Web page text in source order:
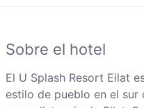
Sobre el hotel
El U Splash Resort Eilat
estilo de pueblo en el sur